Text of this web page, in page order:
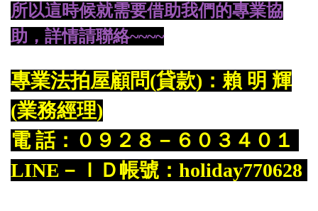
所以這時候就需要借助我們的專業協
助，詳情請聯絡~~~~
專業法拍屋顧問(貸款)：賴 明 輝
(業務經理)
電 話：０９２８－６０３４０１
LINE－ＩＤ帳號：holiday770628